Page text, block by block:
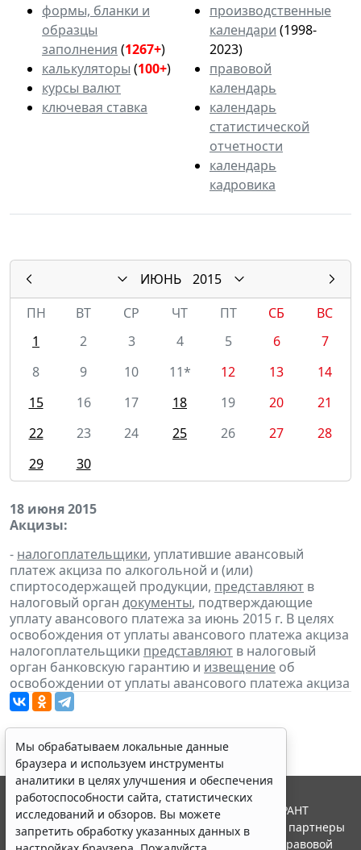
формы, бланки и
образцы
заполнения (1267+)
калькуляторы (100+)
курсы валют
ключевая ставка
производственные
календари (1998-
2023)
правовой
календарь
календарь
статистической
отчетности
календарь
кадровика
ИЮНЬ
2015
ПН
ВТ СР ЧТ ПТ СБ
ВС
1
2 3 4 5 6
7
8
9 10 11* 12 13
14
15
16 17 18 19 20
21
22
23 24 25 26 27
28
29
30
18 июня 2015
Акцизы:
- налогоплательщики, уплатившие авансовый
платеж акциза по алкогольной и (или)
спиртосодержащей продукции, представляют в
налоговый орган документы, подтверждающие
уплату авансового платежа за июнь 2015 г. В целях
освобождения от уплаты авансового платежа акциза
налогоплательщики представляют в налоговый
орган банковскую гарантию и извещение об
освобождении от уплаты авансового платежа акциза
Мы обрабатываем локальные данные
браузера и используем инструменты
аналитики в целях улучшения и обеспечения
работоспособности сайта, статистических
исследований и обзоров. Вы можете
запретить обработку указанных данных в
© ООО "НПП "ГАРАНТ-СЕРВИС", 2026. Система ГАРАНТ
выпускается с 1990 года. Компания "Гарант" и ее партнеры
являются участниками Российской ассоциации правовой